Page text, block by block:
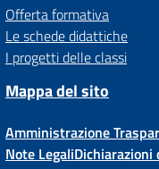
Offerta formativa
Le schede didattiche
I progetti delle classi
Mappa del sito
Amministrazione
Note Legali